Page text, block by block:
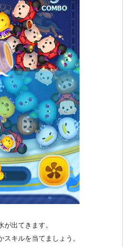
が出てきます。
スキルを当てましょう。